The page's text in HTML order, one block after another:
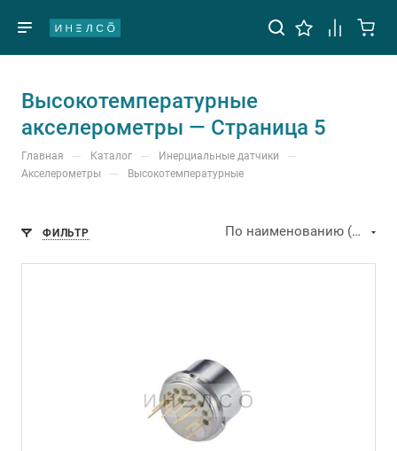
Высокотемпературные
акселерометры — Страница 5
Главная — Каталог — Инерциальные датчики —
Акселерометры — Высокотемпературные
ФИЛЬТР По наименованию (А-Я)